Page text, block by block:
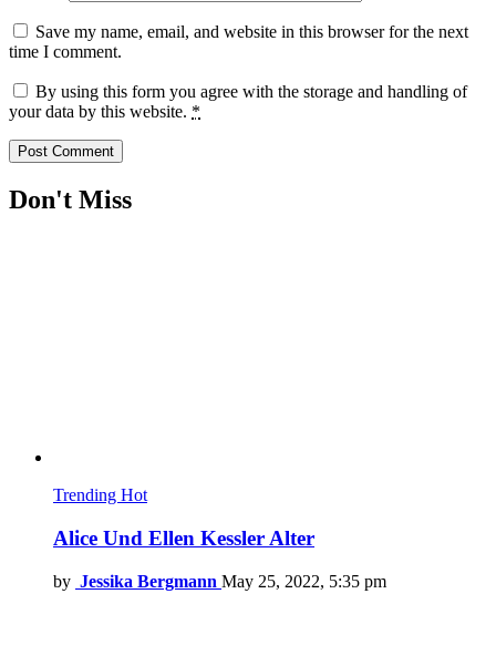
Save my name, email, and website in this browser for the next
time I comment.
By using this form you agree with the storage and handling of
your data by this website. *
Don't Miss
Trending Hot
Alice Und Ellen Kessler Alter
by Jessika Bergmann May 25, 2022, 5:35 pm